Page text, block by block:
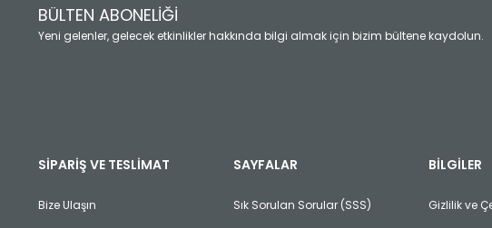
Ürün fiyatı diğer sitelerden daha pahalı.
Bu ürüne benzer farklı alternatifler olmalı.
BÜLTEN ABONELİĞİ
Yeni gelenler, gelecek etkinlikler hakkında bilgi almak için bizim bültene kaydolun.
SİPARİŞ VE TESLİMAT
Bize Ulaşın
SAYFALAR
Sık Sorulan Sorular (SSS)
BİLGİLER
Gizlilik ve